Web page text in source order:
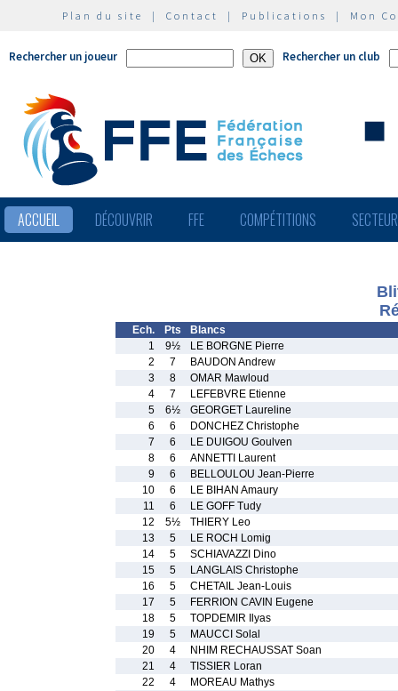
Plan du site | Contact | Publications | Mon
Rechercher un joueur Rechercher un club
ACCUEIL DÉCOUVRIR FFE COMPÉTITIONS
Ech. Pts
Blancs
1
9½
LE BORGNE Pierre
2
7
BAUDON Andrew
3
8
OMAR Mawloud
4
7
LEFEBVRE Etienne
5
6½
GEORGET Laureline
6
6
DONCHEZ Christophe
7
6
LE DUIGOU Goulven
8
6
ANNETTI Laurent
9
6
BELLOULOU Jean-Pierre
10
6
LE BIHAN Amaury
11
6
LE GOFF Tudy
12
5½
THIERY Leo
13
5
LE ROCH Lomig
14
5
SCHIAVAZZI Dino
15
5
LANGLAIS Christophe
16
5
CHETAIL Jean-Louis
17
5
FERRION CAVIN Eugene
18
5
TOPDEMIR Ilyas
19
5
MAUCCI Solal
20
4
NHIM RECHAUSSAT Soan
21
4
TISSIER Loran
22
4
MOREAU Mathys